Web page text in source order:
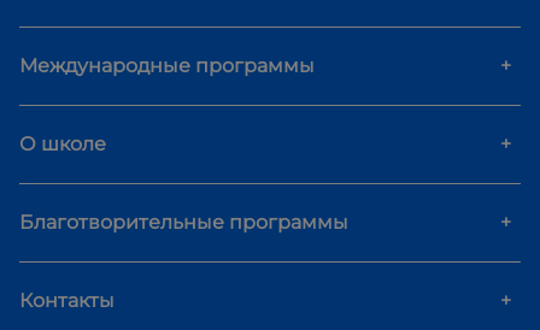
Международные программы +
О школе +
Благотворительные программы +
Контакты +